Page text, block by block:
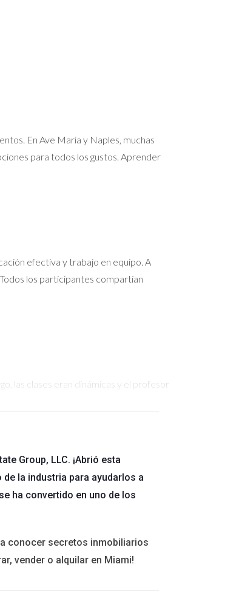
En Ave Maria y Naples, muchas
para todos los gustos. Aprender
efectiva y trabajo en equipo. A
los participantes compartían
las clases eran dinámicas y el profesor
de carrera. Las clases eran
local. Su experiencia demuestra
Group, LLC. ¡Abrió esta
la industria para ayudarlos a
ha convertido en uno de los
conocer secretos inmobiliarios
vender o alquilar en Miami!